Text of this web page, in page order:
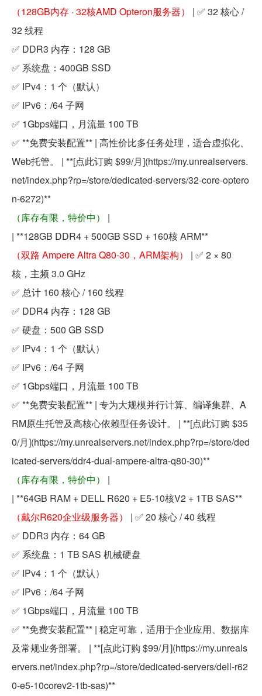
（128GB内存 · 32核AMD Opteron服务器）
| ✅ 32 核心 /
32 线程
✅ DDR3 内存：128 GB
✅ 系统盘：400GB SSD
✅ IPv4：1 个（默认）
✅ IPv6：/64 子网
✅ 1Gbps端口，月流量 100 TB
✅ **免费安装配置** | 高性价比多任务处理，适合虚拟化、
Web托管。 | **[点此订购 $99/月](https://my.unrealservers.
net/index.php?rp=/store/dedicated-servers/32-core-optero
n-6272)**
（库存有限，特价中）
|
| **128GB DDR4 + 500GB SSD + 160核 ARM**
（双路 Ampere Altra Q80-30，ARM架构）
| ✅ 2 × 80
核，主频 3.0 GHz
✅ 总计 160 核心 / 160 线程
✅ DDR4 内存：128 GB
✅ 硬盘：500 GB SSD
✅ IPv4：1 个（默认）
✅ IPv6：/64 子网
✅ 1Gbps端口，月流量 100 TB
✅ **免费安装配置** | 专为大规模并行计算、编译集群、A
RM原生托管及高核心依赖型任务设计。 | **[点此订购 $35
0/月](https://my.unrealservers.net/index.php?rp=/store/ded
icated-servers/ddr4-dual-ampere-altra-q80-30)**
（库存有限，特价中）
|
| **64GB RAM + DELL R620 + E5-10核V2 + 1TB SAS**
（戴尔R620企业级服务器）
| ✅ 20 核心 / 40 线程
✅ DDR3 内存：64 GB
✅ 系统盘：1 TB SAS 机械硬盘
✅ IPv4：1 个（默认）
✅ IPv6：/64 子网
✅ 1Gbps端口，月流量 100 TB
✅ **免费安装配置** | 稳定可靠，适用于企业应用、数据库
及常规业务部署。 | **[点此订购 $99/月](https://my.unreals
ervers.net/index.php?rp=/store/dedicated-servers/dell-r62
0-e5-10corev2-1tb-sas)**